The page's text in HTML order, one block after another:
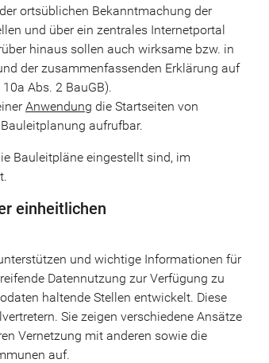
ortsüblichen Bekanntmachung der
und über ein zentrales Internetportal
hinaus sollen auch wirksame bzw. in
der zusammenfassenden Erklärung auf
Abs. 2 BauGB).
Anwendung die Startseiten von
aufrufbar.
Bauleitpläne eingestellt sind, im
einheitlichen
und wichtige Informationen für
Datennutzung zur Verfügung zu
haltende Stellen entwickelt. Diese
Sie zeigen verschiedene Ansätze
Vernetzung mit anderen sowie die
auf.